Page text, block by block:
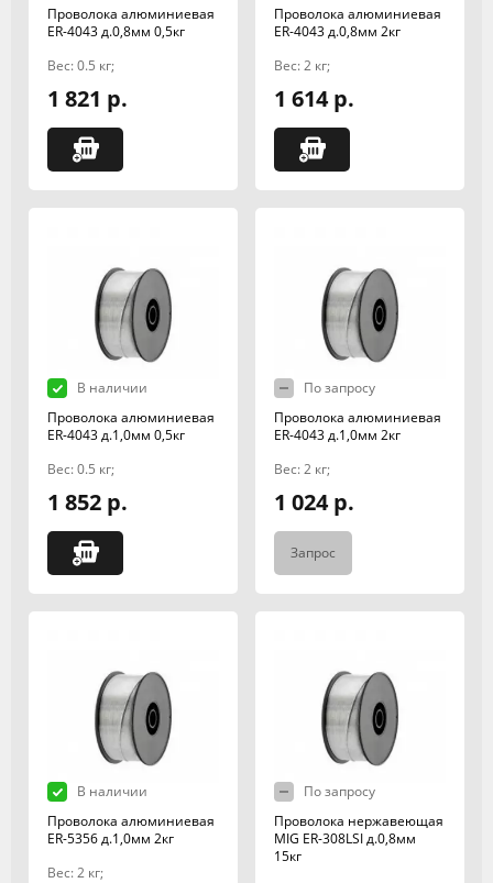
Проволока алюминиевая
ER-4043 д.0,8мм 0,5кг
Вес: 0.5 кг;
1 821 р.
Проволока алюминиевая
ER-4043 д.0,8мм 2кг
Вес: 2 кг;
1 614 р.
В наличии
Проволока алюминиевая
ER-4043 д.1,0мм 0,5кг
Вес: 0.5 кг;
1 852 р.
По запросу
Проволока алюминиевая
ER-4043 д.1,0мм 2кг
Вес: 2 кг;
1 024 р.
Запрос
В наличии
Проволока алюминиевая
ER-5356 д.1,0мм 2кг
Вес: 2 кг;
По запросу
Проволока нержавеющая
MIG ER-308LSI д.0,8мм
15кг